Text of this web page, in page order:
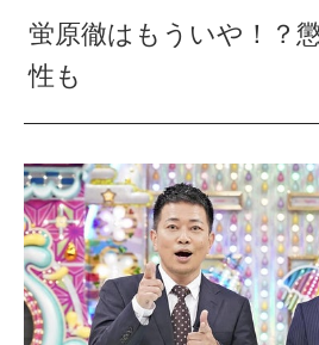
蛍原徹はもういや！？
性も